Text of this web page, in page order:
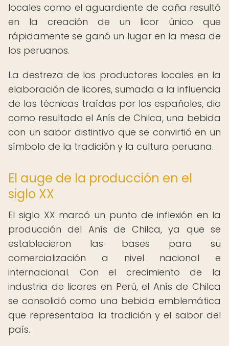
locales como el aguardiente de caña resultó
en la creación de un licor único que
rápidamente se ganó un lugar en la mesa de
los peruanos.
La destreza de los productores locales en la
elaboración de licores, sumada a la influencia
de las técnicas traídas por los españoles, dio
como resultado el Anís de Chilca, una bebida
con un sabor distintivo que se convirtió en un
símbolo de la tradición y la cultura peruana.
El auge de la producción en el
siglo XX
El siglo XX marcó un punto de inflexión en la
producción del Anís de Chilca, ya que se
establecieron las bases para su
comercialización a nivel nacional e
internacional. Con el crecimiento de la
industria de licores en Perú, el Anís de Chilca
se consolidó como una bebida emblemática
que representaba la tradición y el sabor del
país.